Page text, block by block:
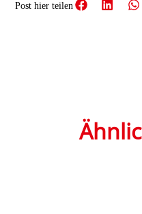
Post hier teilen